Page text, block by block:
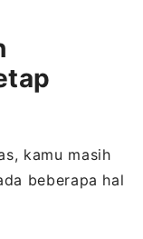
kamu masih
beberapa hal